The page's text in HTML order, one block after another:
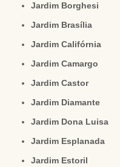
Jardim Borghesi
Jardim Brasília
Jardim Califórnia
Jardim Camargo
Jardim Castor
Jardim Diamante
Jardim Dona Luisa
Jardim Esplanada
Jardim Estoril